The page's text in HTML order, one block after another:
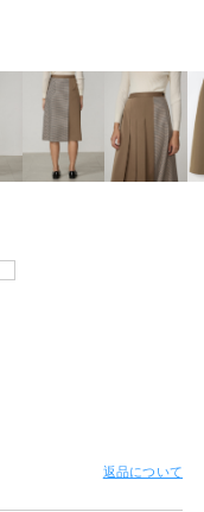
返品について